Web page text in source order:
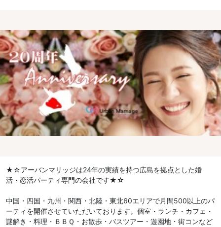
★☆アーバンマリッジは24年の実績を持つ広島を拠点とした婚
活・恋活パーティ専門の会社です★☆
中国・四国・九州・関西・北陸・東北60エリアで月間500以上のパ
ーティを開催させていただいております。個室・ランチ・カフェ・
謎解き・料理・ＢＢＱ・お散歩・バスツアー・遊園地・街コンなど